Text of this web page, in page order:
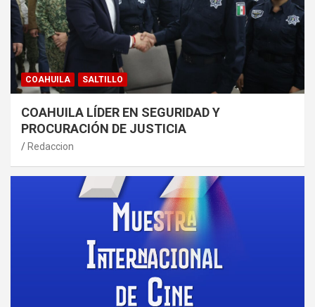
COAHUILA SALTILLO
COAHUILA LÍDER EN SEGURIDAD Y
PROCURACIÓN DE JUSTICIA
Redaccion